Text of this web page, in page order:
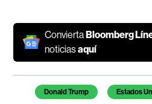
ConviertaBloomberg
noticiasaquí
Temas de este artículo
Donald Trump Estados